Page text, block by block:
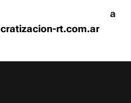
a
rt.com.ar